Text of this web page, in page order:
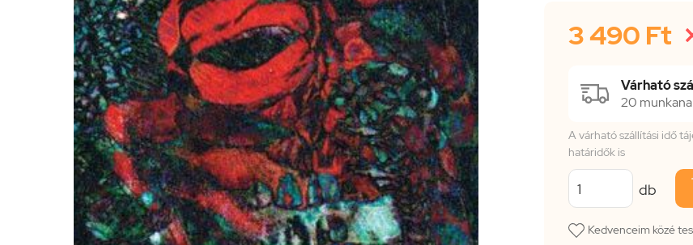
3 490 Ft
Várható
20
A várható szállítási idő
határidők is
db
Kedvenceim közé